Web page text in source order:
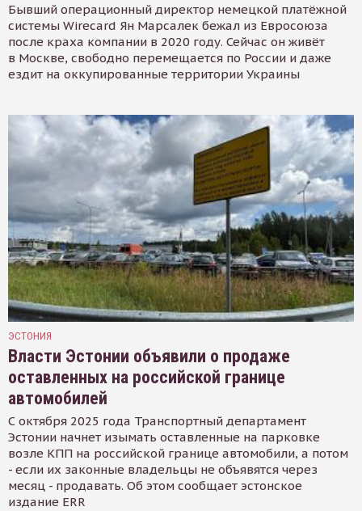
Бывший операционный директор немецкой платёжной
системы Wirecard Ян Марсалек бежал из Евросоюза
после краха компании в 2020 году. Сейчас он живёт
в Москве, свободно перемещается по России и даже
ездит на оккупированные территории Украины
ЭСТОНИЯ
Власти Эстонии объявили о продаже
оставленных на российской границе
автомобилей
С октября 2025 года Транспортный департамент
Эстонии начнет изымать оставленные на парковке
возле КПП на российской границе автомобили, а потом
- если их законные владельцы не объявятся через
месяц - продавать. Об этом сообщает эстонское
издание ERR